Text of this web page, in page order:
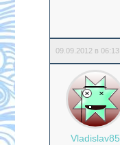
09.09.2012 в 06:13
Vladislav85